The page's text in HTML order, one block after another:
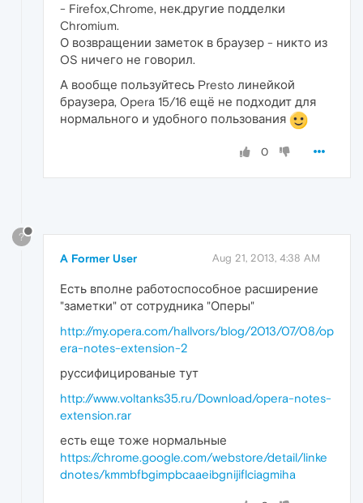
- Firefox,Chrome, нек.другие подделки
Chromium.
О возвращении заметок в браузер - никто из
OS ничего не говорил.
А вообще пользуйтесь Presto линейкой
браузера, Opera 15/16 ещё не подходит для
нормального и удобного пользования
0
?
A Former User Aug 21, 2013, 4:38 AM
Есть вполне работоспособное расширение
"заметки" от сотрудника "Оперы"
http://my.opera.com/hallvors/blog/2013/07/08/op
era-notes-extension-2
руссифицированые тут
http://www.voltanks35.ru/Download/opera-notes-
extension.rar
есть еще тоже нормальные
https://chrome.google.com/webstore/detail/linke
dnotes/kmmbfbgimpbcaaeibgnijiflciagmiha